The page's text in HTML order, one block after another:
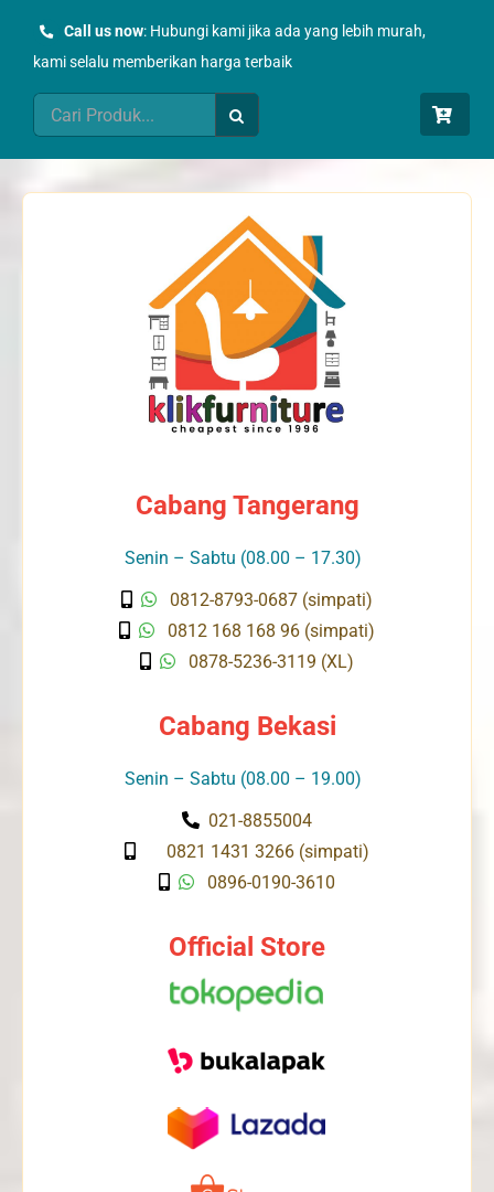
Call us now: Hubungi kami jika ada yang lebih murah,
kami selalu memberikan harga terbaik
Search
for:
Cabang Tangerang
Senin – Sabtu (08.00 – 17.30)
0812-8793-0687 (simpati)
0812 168 168 96 (simpati)
0878-5236-3119 (XL)
Cabang Bekasi
Senin – Sabtu (08.00 – 19.00)
021-8855004
0821 1431 3266 (simpati)
0896-0190-3610
Official Store